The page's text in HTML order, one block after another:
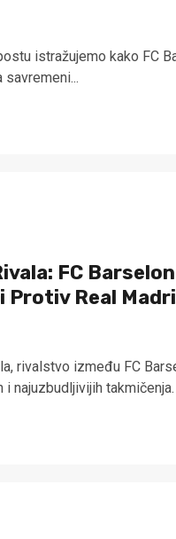
istražujemo kako FC
savremeni...
FC
Protiv Real
rivalstvo između FC
i najuzbudljivijih takmičenja.